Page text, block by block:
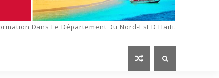
Dans Le Département Du Nord-Est D'Haiti.